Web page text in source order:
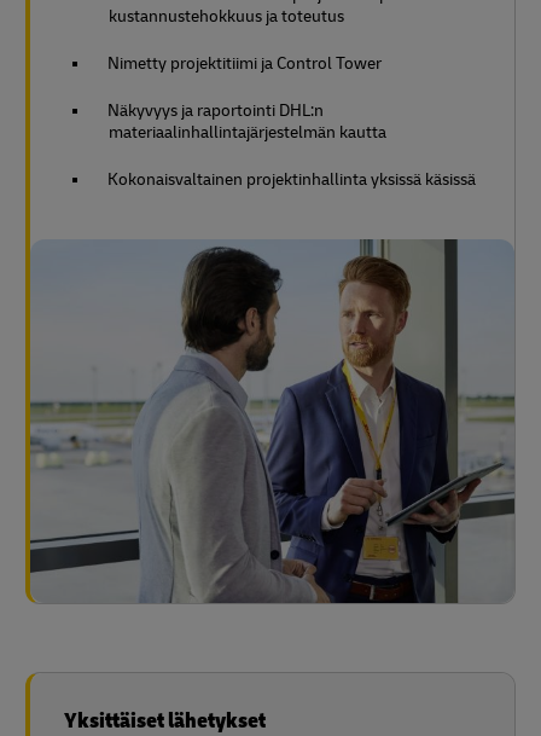
kustannustehokkuus ja toteutus
Nimetty projektitiimi ja Control Tower
Näkyvyys ja raportointi DHL:n
materiaalinhallintajärjestelmän kautta
Kokonaisvaltainen projektinhallinta yksissä käsissä
Yksittäiset lähetykset